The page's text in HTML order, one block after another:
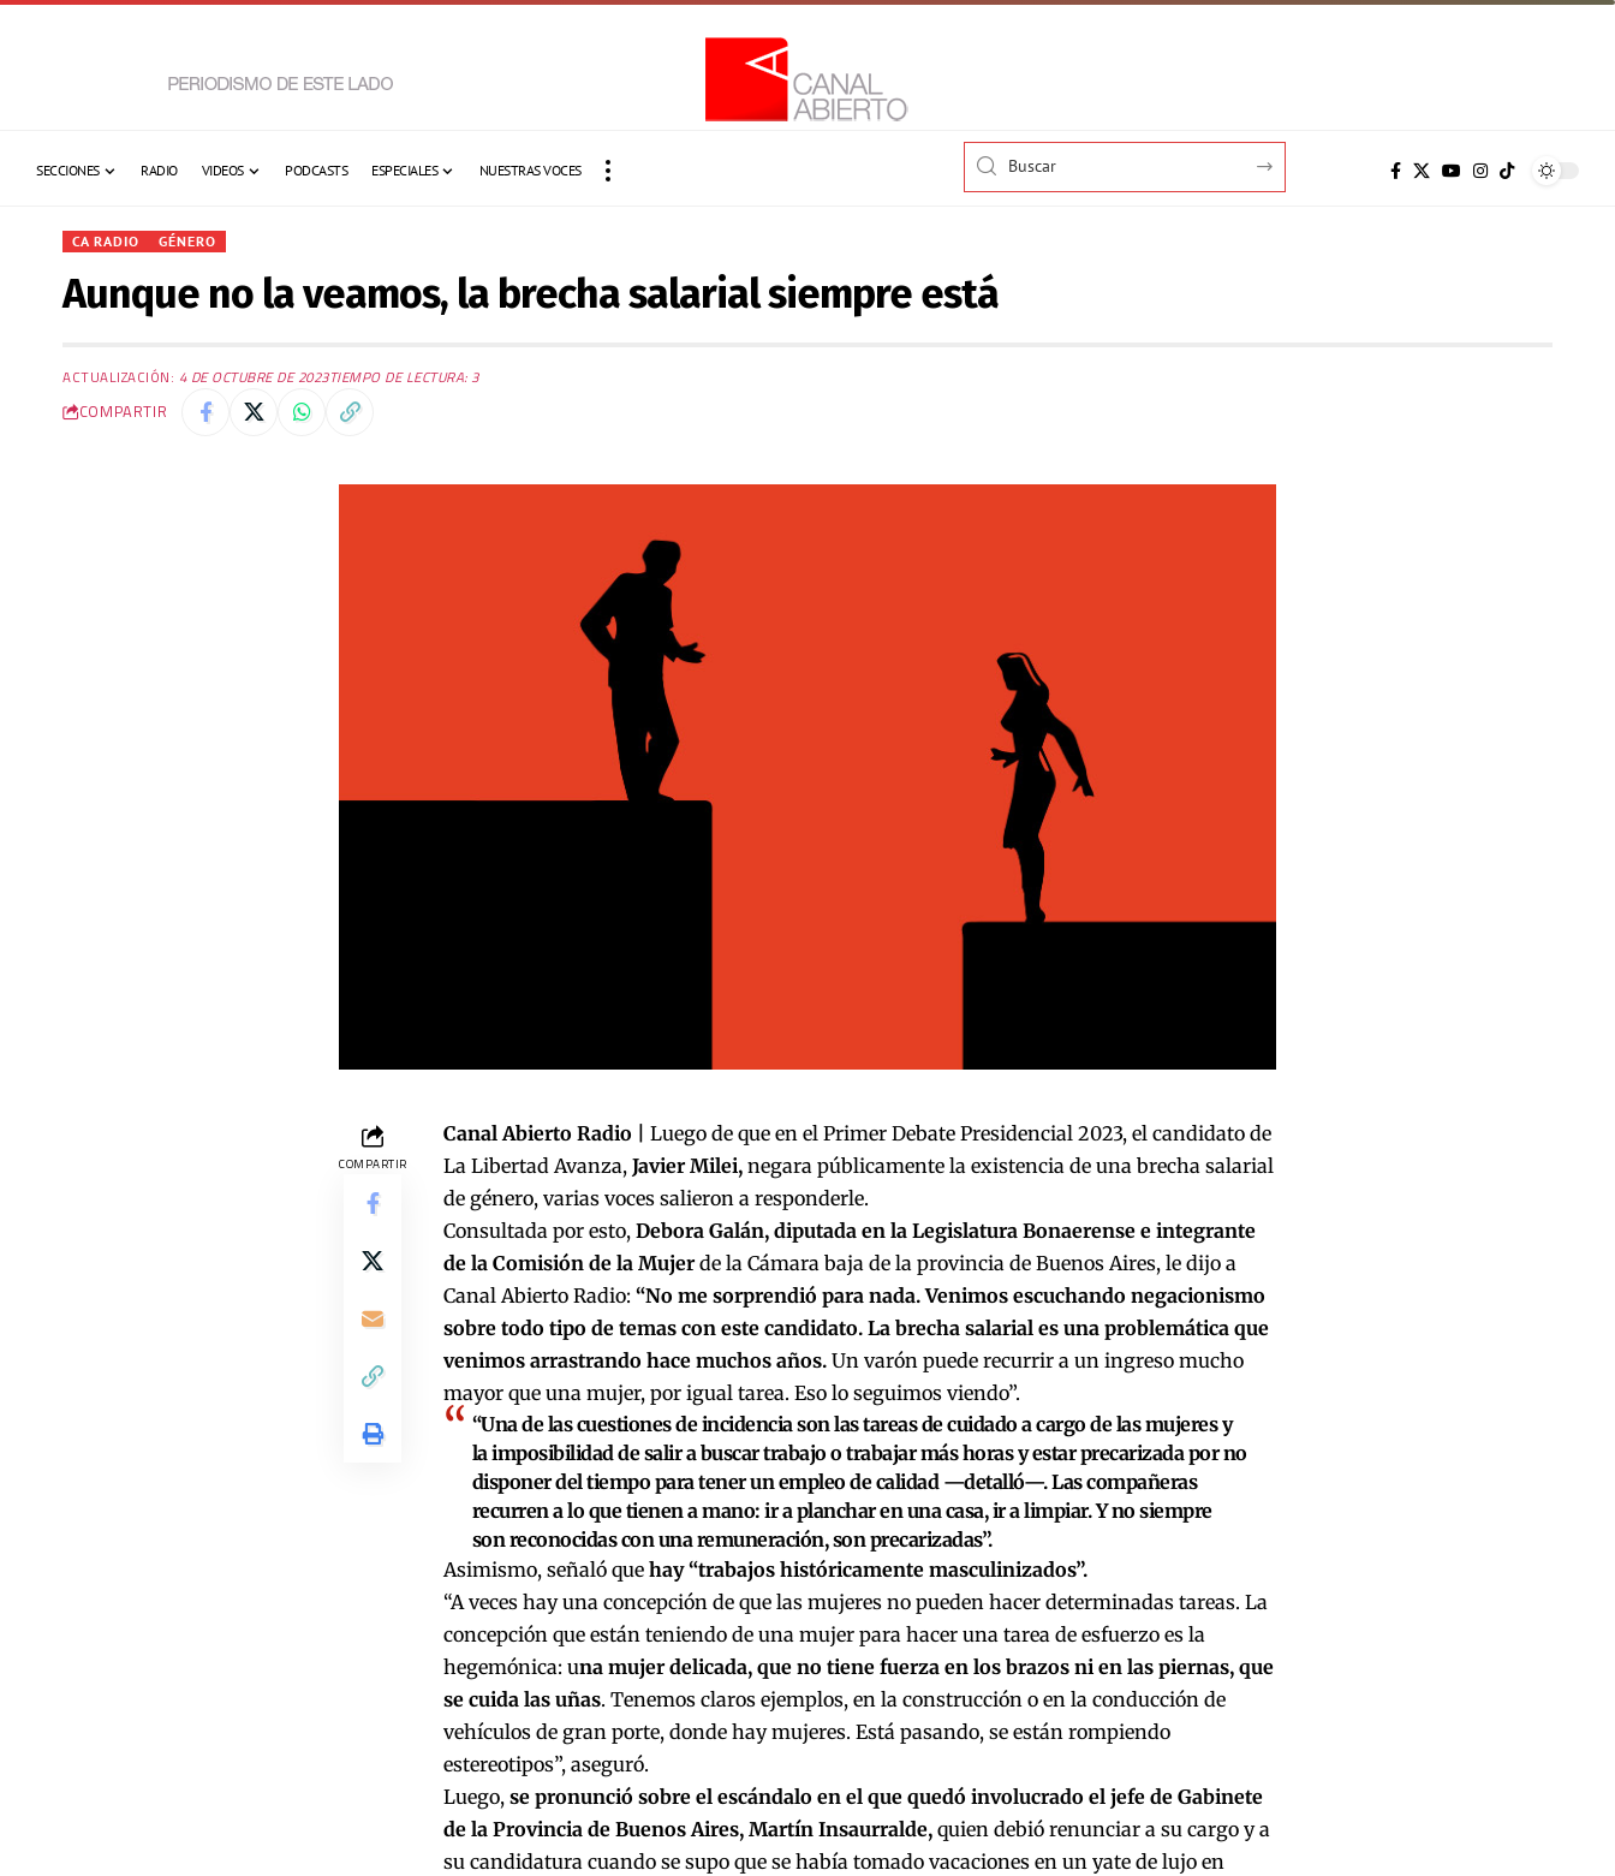
SECCIONES RADIO VIDEOS PODCASTS ESPECIALES NUESTRAS VOCES
CA RADIO GÉNERO
Aunque no la veamos, la brecha salarial siempre está
ACTUALIZACIÓN: 4 DE OCTUBRE DE 2023TIEMPO DE LECTURA: 3
COMPARTIR
COMPARTIR
Canal Abierto Radio |
Luego de que en el Primer Debate Presidencial 2023, el candidato de
La Libertad Avanza, Javier Milei,negara públicamente la existencia de una brecha salarial
de género, varias voces salieron a responderle.
Consultada por esto, Debora Galán, diputada en la Legislatura Bonaerense e integrante
de la Comisión de la Mujerde la Cámara baja de la provincia de Buenos Aires, le dijo a
Canal Abierto Radio: “No me sorprendió para nada. Venimos escuchando negacionismo
sobre todo tipo de temas con este candidato. La brecha salarial es una problemática que
venimos arrastrando hace muchos años.Un varón puede recurrir a un ingreso mucho
mayor que una mujer, por igual tarea. Eso lo seguimos viendo”.
“Una de las cuestiones de incidencia son las tareas de cuidado a cargo de las mujeres y
la imposibilidad de salir a buscar trabajo o trabajar más horas y estar precarizada por no
disponer del tiempo para tener un empleo de calidad —detalló—. Las compañeras
recurren a lo que tienen a mano: ir a planchar en una casa, ir a limpiar. Y no siempre
son reconocidas con una remuneración, son precarizadas”.
Asimismo, señaló que hay “trabajos históricamente masculinizados”.
“A veces hay una concepción de que las mujeres no pueden hacer determinadas tareas. La
concepción que están teniendo de una mujer para hacer una tarea de esfuerzo es la
hegemónica: una mujer delicada, que no tiene fuerza en los brazos ni en las piernas, que
se cuida las uñas. Tenemos claros ejemplos, en la construcción o en la conducción de
vehículos de gran porte, donde hay mujeres. Está pasando, se están rompiendo
estereotipos”, aseguró.
Luego, se pronunció sobre el escándalo en el que quedó involucrado el jefe de Gabinete
de la Provincia de Buenos Aires, Martín Insaurralde,quien debió renunciar a su cargo y a
su candidatura cuando se supo que se había tomado vacaciones en un yate de lujo en